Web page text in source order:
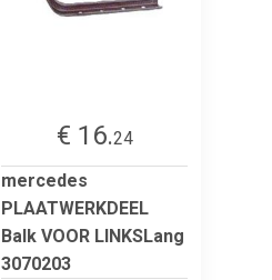
€ 16.24
mercedes
PLAATWERKDEEL
Balk VOOR LINKSLang
3070203